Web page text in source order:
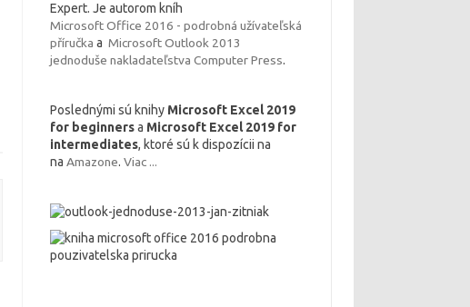
Expert. Je autorom kníh
Microsoft Office 2016 - podrobná užívateľská
příručka aMicrosoft Outlook 2013
jednoduše nakladateľstva Computer Press.
Poslednými sú knihy Microsoft Excel 2019
for beginnersa Microsoft Excel 2019 for
intermediates, ktoré sú k dispozícii na
naAmazone.Viac ...